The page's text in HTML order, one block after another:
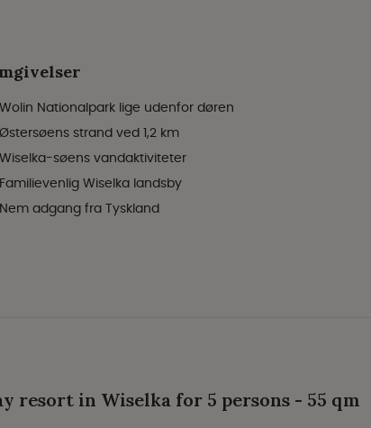
Wolin Nationalpark lige udenfor døren
Østersøens strand ved 1,2 km
Wiselka-søens vandaktiviteter
Familievenlig Wiselka landsby
Nem adgang fra Tyskland
in Wiselka for 5 persons - 55 qm